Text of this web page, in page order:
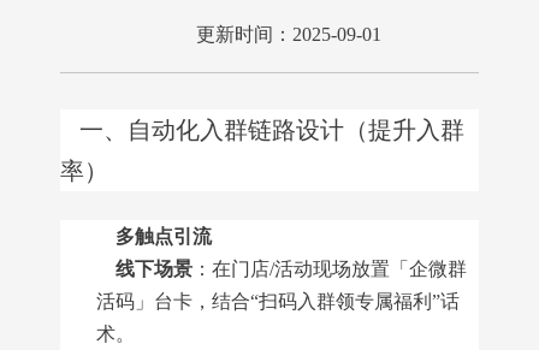
更新时间：2025-09-01
一、 自动化入群链路设计（提升入群
率）
多触点引流
线下场景 ：在门店/活动现场放置「企微群
活码」台卡，结合“扫码入群领专属福利”话
术。